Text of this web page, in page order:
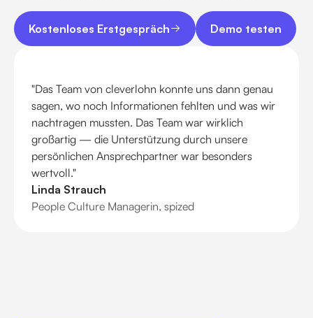
Kostenloses Erstgespräch
Kostenloses Erstgespräch
Demo testen
Demo testen
"Das Team von cleverlohn konnte uns dann genau
sagen, wo noch Informationen fehlten und was wir
nachtragen mussten. Das Team war wirklich
großartig — die Unterstützung durch unsere
persönlichen Ansprechpartner war besonders
wertvoll."
Linda Strauch
People Culture Managerin, spized